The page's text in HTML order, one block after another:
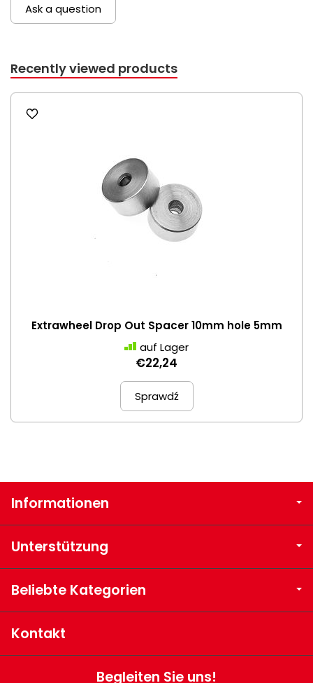
Ask a question
Recently viewed products
Extrawheel Drop Out Spacer 10mm hole 5mm
auf Lager
€22,24
Sprawdź
Informationen
Unterstützung
Beliebte Kategorien
Kontakt
Begleiten Sie uns!